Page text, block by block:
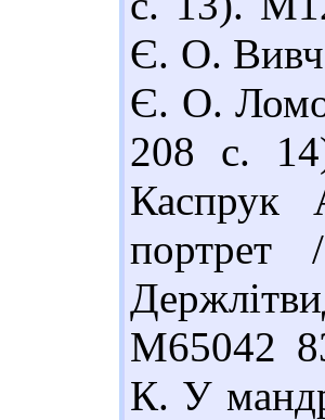
Є. О.
Є. О.
208 с.
М65042
К. У